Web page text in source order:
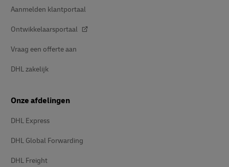
Aanmelden klantportaal
Ontwikkelaarsportaal
Vraag een offerte aan
DHL zakelijk
Onze afdelingen
DHL Express
DHL Global Forwarding
DHL Freight